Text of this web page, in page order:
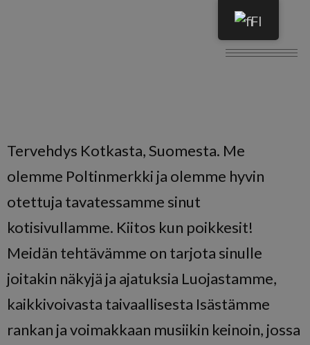
Tervehdys Kotkasta, Suomesta. Me
olemme Poltinmerkki ja olemme hyvin
otettuja tavatessamme sinut
kotisivullamme. Kiitos kun poikkesit!
Meidän tehtävämme on tarjota sinulle
joitakin näkyjä ja ajatuksia Luojastamme,
kaikkivoivasta taivaallisesta Isästämme
rankan ja voimakkaan musiikin keinoin, jossa
FI